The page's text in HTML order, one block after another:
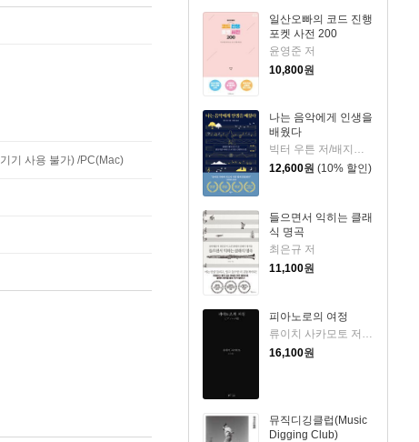
일산오빠의 코드 진행
포켓 사전 200
윤영준 저
10,800원
나는 음악에게 인생을
배웠다
12,600원 (10% 할인)
들으면서 익히는 클래
식 명곡
최은규 저
11,100원
피아노로의 여정
16,100원
뮤직디깅클럽(Music
Digging Club)
기 사용 불가) /PC(Mac)